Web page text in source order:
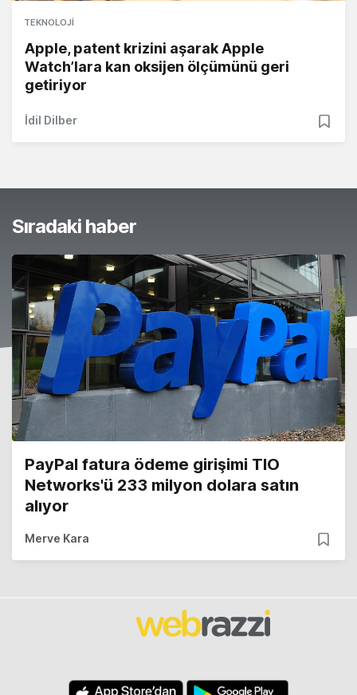
TEKNOLOJI
Apple, patent krizini aşarak Apple
Watch’lara kan oksijen ölçümünü geri
getiriyor
İdil Dilber
Sıradaki haber
PayPal fatura ödeme girişimi TIO
Networks'ü 233 milyon dolara satın
alıyor
Merve Kara